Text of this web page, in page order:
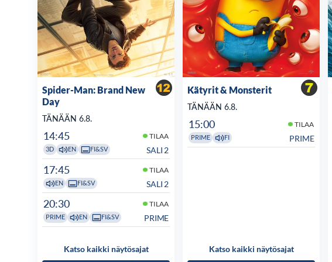
Spider-Man: Brand New
Day
TÄNÄÄN 6.8.
14:45 TILAA
3D EN FI&SV SALI 2
17:45 TILAA
EN FI&SV SALI 2
20:30 TILAA
PRIME EN FI&SV PRIME
Katso kaikki näytösajat
Kätyrit & Monsterit
TÄNÄÄN 6.8.
15:00 TILAA
PRIME FI PRIME
Katso kaikki näytösajat